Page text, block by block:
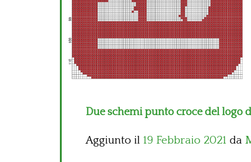
Due schemi punto croce del logo
Aggiunto il 19 Febbraio 2021 da